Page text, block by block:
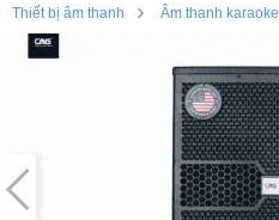
Thiết bị âm thanh › Âm thanh karaoke